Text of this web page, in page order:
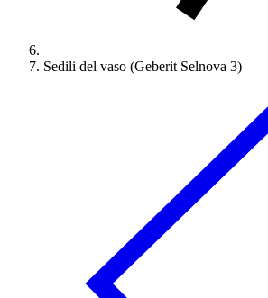
Sedili del vaso (Geberit Selnova 3)